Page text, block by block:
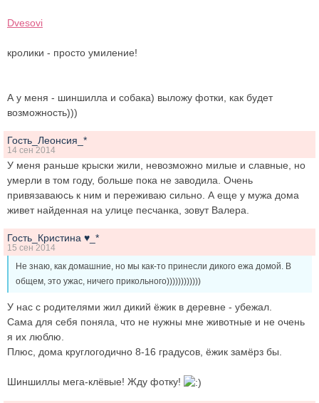
Dvesovi
кролики - просто умиление!
А у меня - шиншилла и собака) выложу фотки, как будет
возможность)))
Гость_Леонсия_*
14 сен 2014
У меня раньше крыски жили, невозможно милые и славные, но
умерли в том году, больше пока не заводила. Очень
привязаваюсь к ним и переживаю сильно. А еще у мужа дома
живет найденная на улице песчанка, зовут Валера.
Гость_Кристина ♥_*
15 сен 2014
Не знаю, как домашние, но мы как-то принесли дикого ежа домой. В
общем, это ужас, ничего прикольного))))))))))))
У нас с родителями жил дикий ёжик в деревне - убежал.
Сама для себя поняла, что не нужны мне животные и не очень
я их люблю.
Плюс, дома круглогодично 8-16 градусов, ёжик замёрз бы.
Шиншиллы мега-клёвые! Жду фотку!